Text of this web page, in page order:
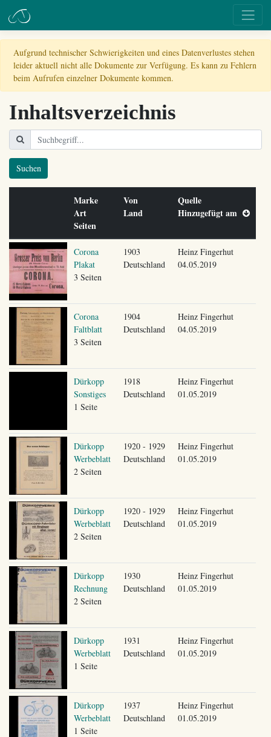
Aufgrund technischer Schwierigkeiten und eines Datenverlustes stehen
leider aktuell nicht alle Dokumente zur Verfügung. Es kann zu Fehlern
beim Aufrufen einzelner Dokumente kommen.
Inhaltsverzeichnis
Suchen
Marke
Art
Seiten
Von
Land
Quelle
Hinzugefügt am
Corona
Plakat
3 Seiten
1903
Deutschland
Heinz Fingerhut
04.05.2019
Corona
Faltblatt
3 Seiten
1904
Deutschland
Heinz Fingerhut
04.05.2019
Dürkopp
Sonstiges
1 Seite
1918
Deutschland
Heinz Fingerhut
01.05.2019
Dürkopp
Werbeblatt
2 Seiten
1920 - 1929
Deutschland
Heinz Fingerhut
01.05.2019
Dürkopp
Werbeblatt
2 Seiten
1920 - 1929
Deutschland
Heinz Fingerhut
01.05.2019
Dürkopp
Rechnung
2 Seiten
1930
Deutschland
Heinz Fingerhut
01.05.2019
Dürkopp
Werbeblatt
1 Seite
1931
Deutschland
Heinz Fingerhut
01.05.2019
Dürkopp
Werbeblatt
1 Seite
1937
Deutschland
Heinz Fingerhut
01.05.2019